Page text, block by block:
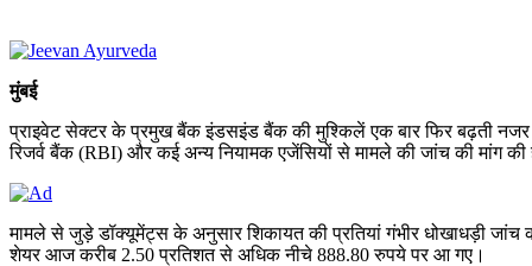
मुंबई
प्राइवेट सेक्टर के प्रमुख बैंक इंडसइंड बैंक की मुश्किलें एक बार फिर बढ़ती नजर
रिजर्व बैंक (RBI) और कई अन्य नियामक एजेंसियों से मामले की जांच की मांग
मामले से जुड़े डॉक्यूमेंट्स के अनुसार शिकायत की प्रतियां गंभीर धोखाधड़ी जांच
शेयर आज करीब 2.50 प्रतिशत से अधिक नीचे 888.80 रुपये पर आ गए।